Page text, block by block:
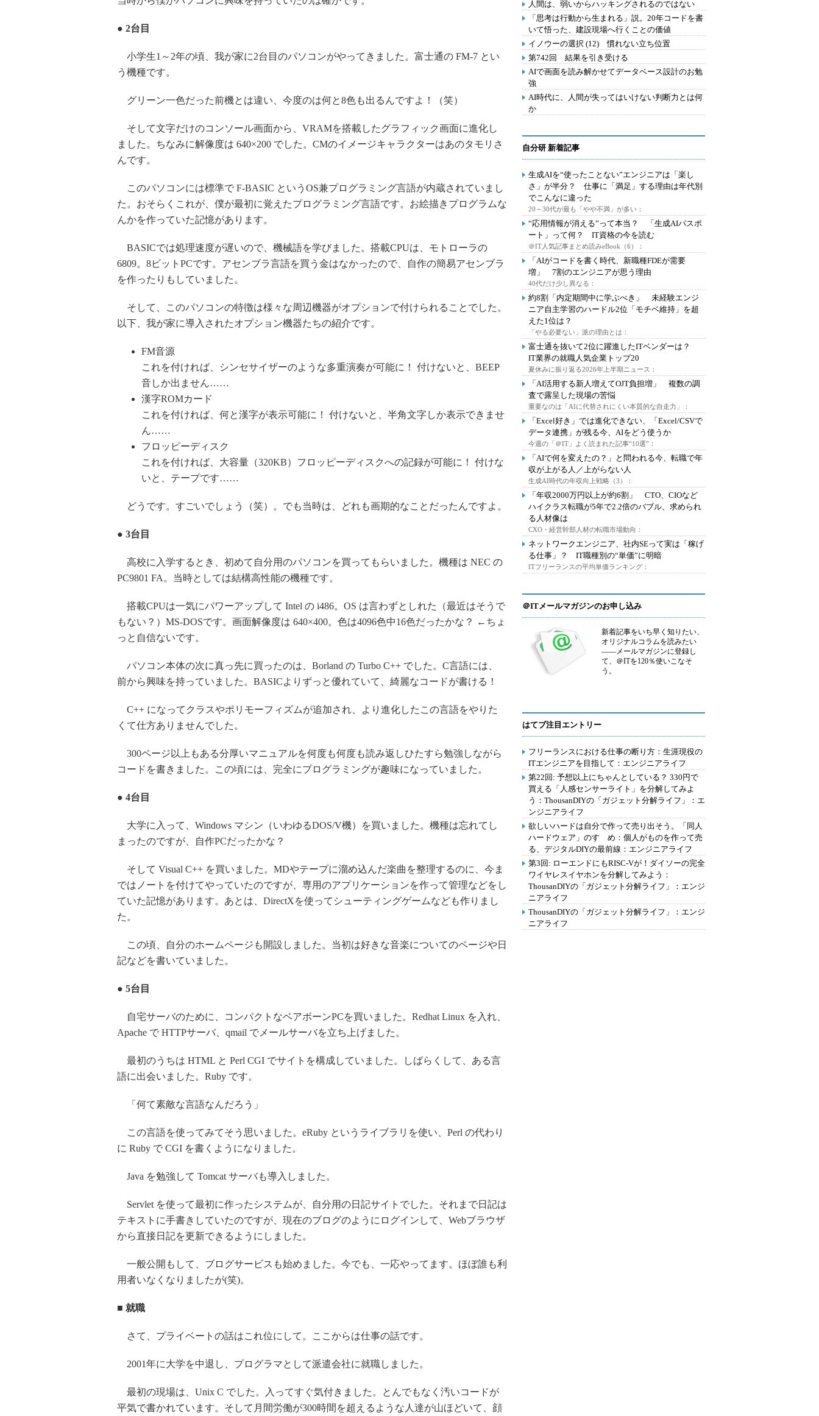
● 2台目
小学生1～2年の頃、我が家に2台目のパソコンがやってきました。富士通の FM-7 とい
う機種です。
グリーン一色だった前機とは違い、今度のは何と8色も出るんですよ！（笑）
そして文字だけのコンソール画面から、VRAMを搭載したグラフィック画面に進化し
ました。ちなみに解像度は 640×200 でした。CMのイメージキャラクターはあのタモリさ
んです。
このパソコンには標準で F-BASIC というOS兼プログラミング言語が内蔵されていまし
た。おそらくこれが、僕が最初に覚えたプログラミング言語です。お絵描きプログラムな
んかを作っていた記憶があります。
BASICでは処理速度が遅いので、機械語を学びました。搭載CPUは、モトローラの
6809。8ビットPCです。アセンブラ言語を買う金はなかったので、自作の簡易アセンブラ
を作ったりもしていました。
そして、このパソコンの特徴は様々な周辺機器がオプションで付けられることでした。
以下、我が家に導入されたオプション機器たちの紹介です。
FM音源
これを付ければ、シンセサイザーのような多重演奏が可能に！ 付けないと、BEEP
音しか出ません……
漢字ROMカード
これを付ければ、何と漢字が表示可能に！ 付けないと、半角文字しか表示できませ
ん……
フロッピーディスク
これを付ければ、大容量（320KB）フロッピーディスクへの記録が可能に！ 付けな
いと、テープです……
どうです。すごいでしょう（笑）。でも当時は、どれも画期的なことだったんですよ。
● 3台目
高校に入学するとき、初めて自分用のパソコンを買ってもらいました。機種は NEC の
PC9801 FA。当時としては結構高性能の機種です。
搭載CPUは一気にパワーアップして Intel の i486。OS は言わずとしれた（最近はそうで
もない？）MS-DOSです。画面解像度は 640×400。色は4096色中16色だったかな？ ←ちょ
っと自信ないです。
パソコン本体の次に真っ先に買ったのは、Borland の Turbo C++ でした。C言語には、
前から興味を持っていました。BASICよりずっと優れていて、綺麗なコードが書ける！
C++ になってクラスやポリモーフィズムが追加され、より進化したこの言語をやりた
くて仕方ありませんでした。
300ページ以上もある分厚いマニュアルを何度も何度も読み返しひたすら勉強しながら
コードを書きました。この頃には、完全にプログラミングが趣味になっていました。
● 4台目
大学に入って、Windows マシン（いわゆるDOS/V機）を買いました。機種は忘れてし
まったのですが、自作PCだったかな？
そして Visual C++ を買いました。MDやテープに溜め込んだ楽曲を整理するのに、今ま
ではノートを付けてやっていたのですが、専用のアプリケーションを作って管理などをし
ていた記憶があります。あとは、DirectXを使ってシューティングゲームなども作りまし
た。
この頃、自分のホームページも開設しました。当初は好きな音楽についてのページや日
記などを書いていました。
● 5台目
自宅サーバのために、コンパクトなベアボーンPCを買いました。Redhat Linux を入れ、
Apache で HTTPサーバ、qmail でメールサーバを立ち上げました。
最初のうちは HTML と Perl CGI でサイトを構成していました。しばらくして、ある言
語に出会いました。Ruby です。
「何て素敵な言語なんだろう」
この言語を使ってみてそう思いました。eRuby というライブラリを使い、Perl の代わり
に Ruby で CGI を書くようになりました。
Java を勉強して Tomcat サーバも導入しました。
Servlet を使って最初に作ったシステムが、自分用の日記サイトでした。それまで日記は
テキストに手書きしていたのですが、現在のブログのようにログインして、Webブラウザ
から直接日記を更新できるようにしました。
一般公開もして、ブログサービスも始めました。今でも、一応やってます。ほぼ誰も利
用者いなくなりましたが(笑)。
■ 就職
さて、プライベートの話はこれ位にして。ここからは仕事の話です。
2001年に大学を中退し、プログラマとして派遣会社に就職しました。
最初の現場は、Unix C でした。入ってすぐ気付きました。とんでもなく汚いコードが
平気で書かれています。そして月間労働が300時間を超えるような人達が山ほどいて、顔
人間は、弱いからハッキングされるのではない
「思考は行動から生まれる」説。20年コードを書
いて悟った、建設現場へ行くことの価値
イノウーの選択 (12) 慣れない立ち位置
第742回 結果を引き受ける
AIで画面を読み解かせてデータベース設計のお勉
強
AI時代に、人間が失ってはいけない判断力とは何
か
自分研 新着記事
生成AIを“使ったことない”エンジニアは「楽し
さ」が半分？ 仕事に「満足」する理由は年代別
でこんなに違った
20～30代が最も「やや不満」が多い：
“応用情報が消える”って本当？ 「生成AIパスポ
ート」って何？ IT資格の今を読む
＠IT人気記事まとめ読みeBook（6）：
「AIがコードを書く時代、新職種FDEが需要
増」 7割のエンジニアが思う理由
40代だけ少し異なる：
約8割「内定期間中に学ぶべき」 未経験エンジ
ニア自主学習のハードル2位「モチベ維持」を超
えた1位は？
「やる必要ない」派の理由とは：
富士通を抜いて2位に躍進したITベンダーは？
IT業界の就職人気企業トップ20
夏休みに振り返る2026年上半期ニュース：
「AI活用する新人増えてOJT負担増」 複数の調
査で露呈した現場の苦悩
重要なのは「AIに代替されにくい本質的な自走力」：
「Excel好き」では進化できない、「Excel/CSVで
データ連携」が残る今、AIをどう使うか
今週の「＠IT」よく読まれた記事“10選”：
「AIで何を変えたの？」と問われる今、転職で年
収が上がる人／上がらない人
生成AI時代の年収向上戦略（3）：
「年収2000万円以上が約6割」 CTO、CIOなど
ハイクラス転職が5年で2.2倍のバブル、求められ
る人材像は
CXO・経営幹部人材の転職市場動向：
ネットワークエンジニア、社内SEって実は「稼げ
る仕事」？ IT職種別の“単価”に明暗
ITフリーランスの平均単価ランキング：
＠ITメールマガジンのお申し込み
新着記事をいち早く知りたい、
オリジナルコラムを読みたい
――メールマガジンに登録し
て、＠ITを120％使いこなそ
う。
はてブ注目エントリー
フリーランスにおける仕事の断り方：生涯現役の
ITエンジニアを目指して：エンジニアライフ
第22回: 予想以上にちゃんとしている？ 330円で
買える「人感センサーライト」を分解してみよ
う：ThousanDIYの「ガジェット分解ライフ」：エ
ンジニアライフ
欲しいハードは自分で作って売り出そう。「同人
ハードウェア」のすゝめ：個人がものを作って売
る、デジタルDIYの最前線：エンジニアライフ
第3回: ローエンドにもRISC-Vが！ダイソーの完全
ワイヤレスイヤホンを分解してみよう：
ThousanDIYの「ガジェット分解ライフ」：エンジ
ニアライフ
ThousanDIYの「ガジェット分解ライフ」：エンジ
ニアライフ